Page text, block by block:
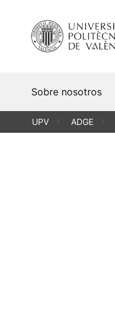
contenido
Sobre nosotros
UPV ADGE